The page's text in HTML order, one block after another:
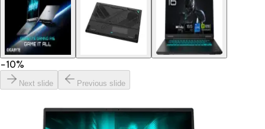
−10%
Next slide Previous slide